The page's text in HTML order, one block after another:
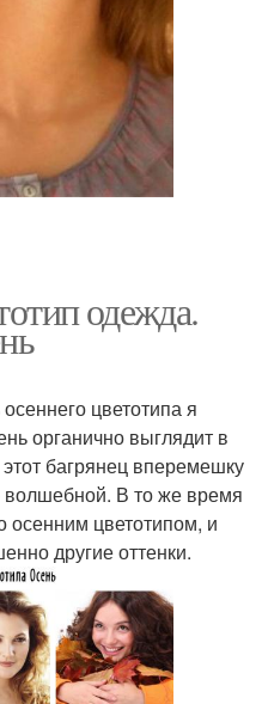
одежда.
цветотипа я
органично выглядит в
багрянец вперемешку
волшебной. В то же время
осенним цветотипом, и
другие оттенки.